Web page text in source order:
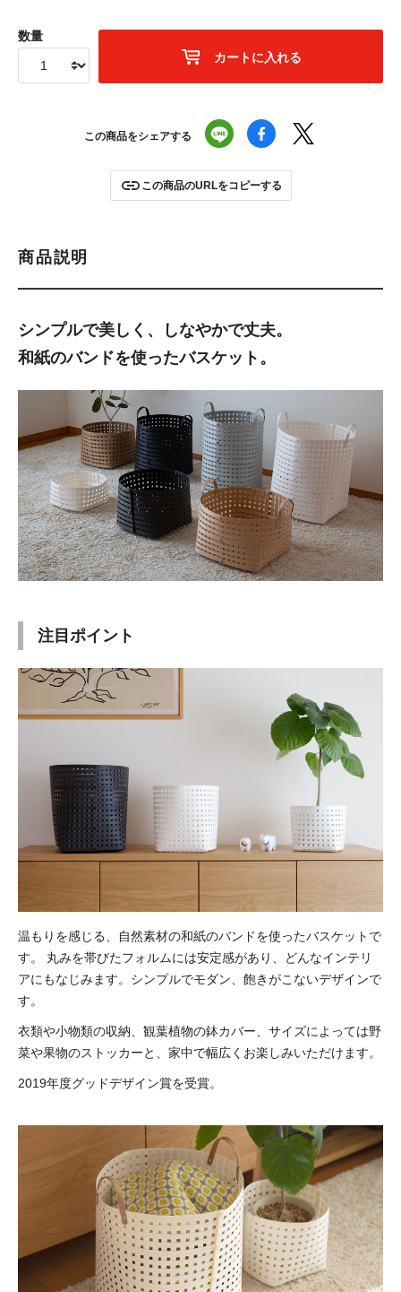
数量
カートに入れる
この商品をシェアする
この商品のURLをコピーする
商品説明
シンプルで美しく、しなやかで丈夫。
和紙のバンドを使ったバスケット。
注目ポイント
温もりを感じる、自然素材の和紙のバンドを使ったバスケットで
す。
丸みを帯びたフォルムには安定感があり、どんなインテリ
アにもなじみます。シンプルでモダン、飽きがこないデザインで
す。
衣類や小物類の収納、観葉植物の鉢カバー、サイズによっては野
菜や果物のストッカーと、家中で幅広くお楽しみいただけます。
2019年度グッドデザイン賞を受賞。